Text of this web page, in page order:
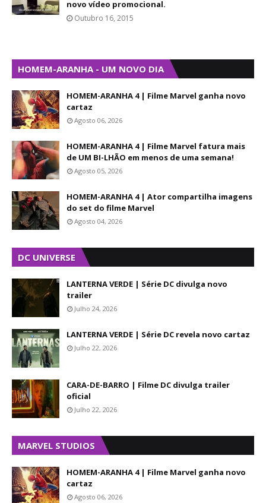
novo vídeo promocional.
Outubro 16, 2015
HOMEM-ARANHA - UM NOVO DIA
HOMEM-ARANHA 4 | Filme Marvel ganha novo
cartaz
Agosto 06, 2026
HOMEM-ARANHA 4 | Filme Marvel fatura mais
de UM BI-LHÃO em menos de uma semana!
Agosto 05, 2026
HOMEM-ARANHA 4 | Ator compartilha imagens
do set do filme Marvel
Agosto 04, 2026
DC UNIVERSE
LANTERNA VERDE | Série DC divulga novo
trailer
Julho 24, 2026
LANTERNA VERDE | Série DC revela novo cartaz
Julho 22, 2026
CARA-DE-BARRO | Filme DC divulga trailer
oficial
Julho 22, 2026
MARVEL STUDIOS
HOMEM-ARANHA 4 | Filme Marvel ganha novo
cartaz
Agosto 06, 2026